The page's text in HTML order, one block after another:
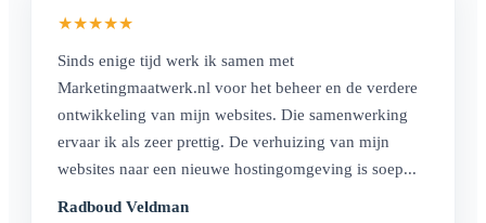
★★★★★
Sinds enige tijd werk ik samen met
Marketingmaatwerk.nl voor het beheer en de verdere
ontwikkeling van mijn websites. Die samenwerking
ervaar ik als zeer prettig. De verhuizing van mijn
websites naar een nieuwe hostingomgeving is soep...
Radboud Veldman